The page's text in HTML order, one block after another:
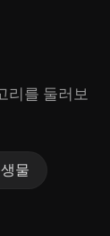
리를 둘러보
물